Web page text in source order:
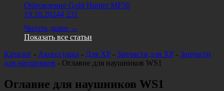
Обновление Gold Hunter MF50
19.10.20244 231
Читать далее →
Показать все статьи
Каталог - Аксессуары - Для XP- Запчасти для XP- Запчасти
для наушников - Оглавие для наушников WS1
Оглавие для наушников WS1